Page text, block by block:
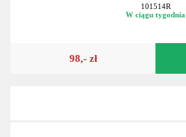
101514R
W ciągu tygodnia
98,- zł